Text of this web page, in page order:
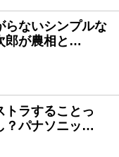
らないシンプルな
郎が農相と…
トラすることっ
？パナソニッ…